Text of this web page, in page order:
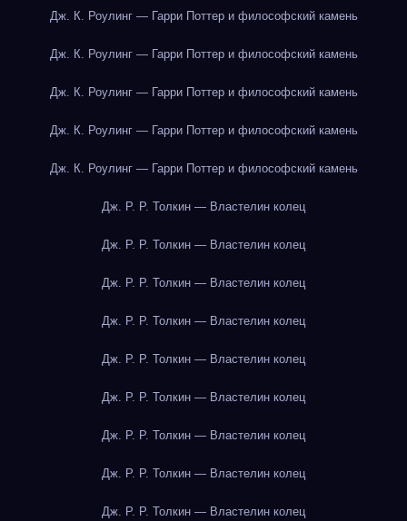
Дж. К. Роулинг — Гарри Поттер и философский камень
Дж. К. Роулинг — Гарри Поттер и философский камень
Дж. К. Роулинг — Гарри Поттер и философский камень
Дж. К. Роулинг — Гарри Поттер и философский камень
Дж. К. Роулинг — Гарри Поттер и философский камень
Дж. Р. Р. Толкин — Властелин колец
Дж. Р. Р. Толкин — Властелин колец
Дж. Р. Р. Толкин — Властелин колец
Дж. Р. Р. Толкин — Властелин колец
Дж. Р. Р. Толкин — Властелин колец
Дж. Р. Р. Толкин — Властелин колец
Дж. Р. Р. Толкин — Властелин колец
Дж. Р. Р. Толкин — Властелин колец
Дж. Р. Р. Толкин — Властелин колец